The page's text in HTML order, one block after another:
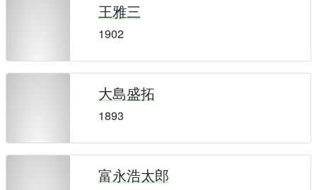
王雅三
1902
大島盛拓
1893
富永浩太郎